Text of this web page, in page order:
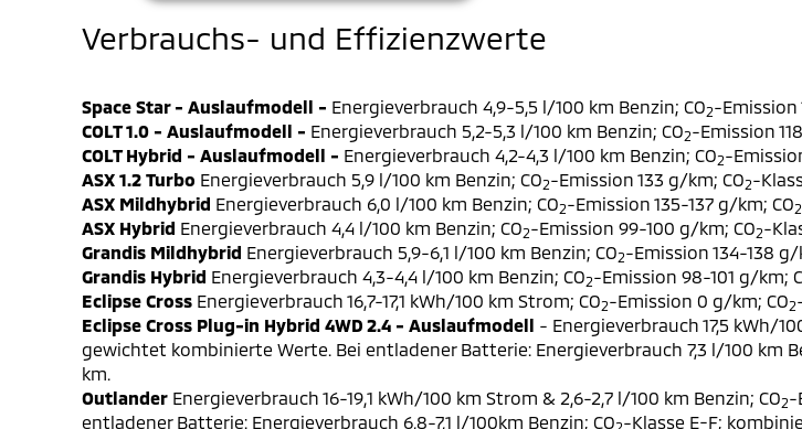
Verbrauchs- und Effizienzwerte
Space Star - Auslaufmodell - Energieverbrauch 4,9-5,5 l/100 km Benzin; CO2-Emission
COLT 1.0 - Auslaufmodell - Energieverbrauch 5,2-5,3 l/100 km Benzin; CO2-Emission
COLT Hybrid - Auslaufmodell - Energieverbrauch 4,2-4,3 l/100 km Benzin; CO2-
ASX 1.2 Turbo Energieverbrauch 5,9 l/100 km Benzin; CO2-Emission 133 g/km; CO2-
ASX Mildhybrid Energieverbrauch 6,0 l/100 km Benzin; CO2-Emission 135-137 g/km; CO2
ASX Hybrid Energieverbrauch 4,4 l/100 km Benzin; CO2-Emission 99-100 g/km; CO2-
Grandis Mildhybrid Energieverbrauch 5,9-6,1 l/100 km Benzin; CO2-Emission 134-138 g/
Grandis Hybrid Energieverbrauch 4,3-4,4 l/100 km Benzin; CO2-Emission 98-101 g/km;
Eclipse Cross Energieverbrauch 16,7-17,1 kWh/100 km Strom; CO2-Emission 0 g/km; CO2
Eclipse Cross Plug-in Hybrid 4WD 2.4 - Auslaufmodell - Energieverbrauch 17,5 kWh/
gewichtet kombinierte Werte. Bei entladener Batterie: Energieverbrauch 7,3 l/100 km
km.
Outlander Energieverbrauch 16-19,1 kWh/100 km Strom & 2,6-2,7 l/100 km Benzin; CO2-
entladener Batterie: Energieverbrauch 6,8-7,1 l/100km Benzin; CO -Klasse E-F;